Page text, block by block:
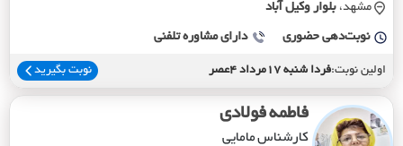
مشهد، بلوار وکيل آباد
نوبت‌دهی حضوری دارای مشاوره تلفنی
اولین نوبت:فردا شنبه 17مرداد 4عصر نوبت بگیرید
فاطمه فولادی
کارشناس مامایی